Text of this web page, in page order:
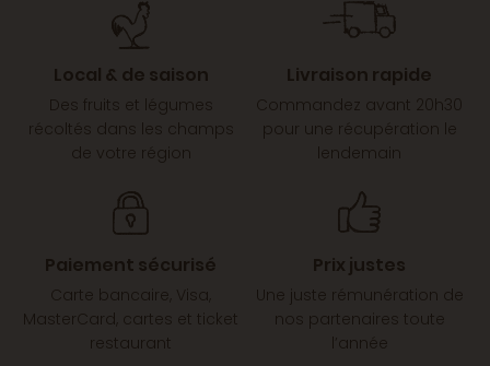
Local & de saison
Des fruits et légumes
récoltés dans les champs
de votre région
Livraison rapide
Commandez avant 20h30
pour une récupération le
lendemain
Paiement sécurisé
Carte bancaire, Visa,
MasterCard, cartes et ticket
restaurant
Prix justes
Une juste rémunération de
nos partenaires toute
l’année